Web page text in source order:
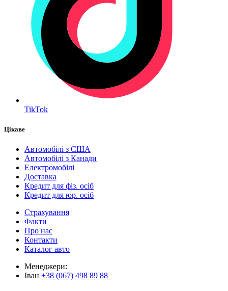
TikTok
Цікаве
Автомобілі з США
Автомобілі з Канади
Електромобілі
Доставка
Кредит для фіз. осіб
Кредит для юр. осіб
Страхування
Факти
Про нас
Контакти
Каталог авто
Менеджери:
Іван +38 (067) 498 89 88